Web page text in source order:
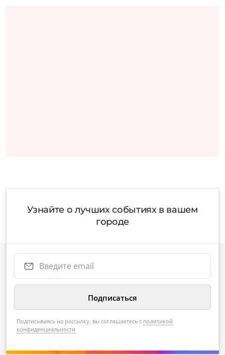
Узнайте о лучших событиях в вашем
городе
Подписываясь на рассылку, вы соглашаетесь с политикой
конфиденциальности